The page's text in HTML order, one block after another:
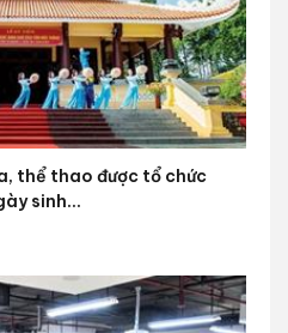
thể thao được tổ chức
sinh...